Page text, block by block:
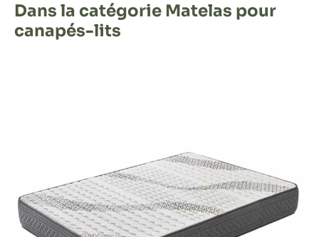
Dans la catégorie Matelas pour
canapés-lits